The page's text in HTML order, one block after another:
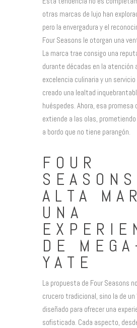
otras marcas de lujo han
pero la envergadura y el
Four Seasons le otorgan una
La marca trae consigo una
durante décadas en la atención
excelencia culinaria y un
creado una lealtad
huéspedes. Ahora, esa promesa
extiende a las olas,
a bordo que no tiene parangón.
FOUR
ALTA
UNA
DE
YATE
La propuesta de Four Seasons
crucero tradicional, sino la de un
diseñado para ofrecer una
sofisticada. Cada aspecto,